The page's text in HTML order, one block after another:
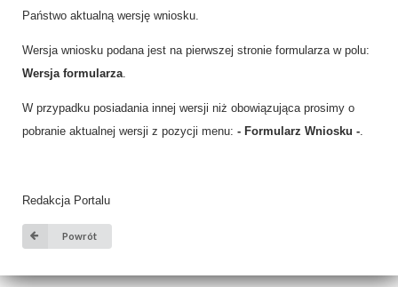
Państwo aktualną wersję wniosku.
Wersja wniosku podana jest na pierwszej stronie formularza w polu:
Wersja formularza
W przypadku posiadania innej wersji niż obowiązująca prosimy o
pobranie aktualnej wersji z pozycji menu: - Formularz Wniosku -
Redakcja Portalu
Powrót